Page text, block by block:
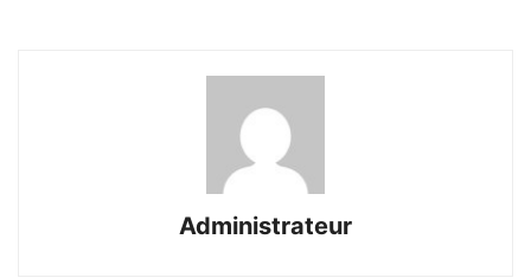
Administrateur